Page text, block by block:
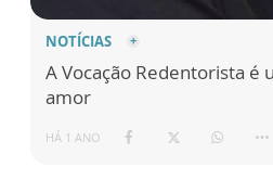
NOTÍCIAS
A Vocação Redentorista é
amor
HÁ 1 ANO